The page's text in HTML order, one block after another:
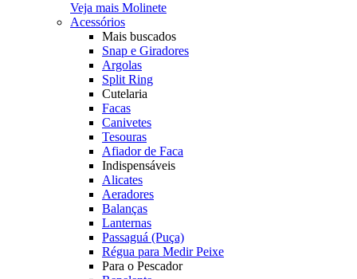
Veja mais Molinete
Acessórios
Mais buscados
Snap e Giradores
Argolas
Split Ring
Cutelaria
Facas
Canivetes
Tesouras
Afiador de Faca
Indispensáveis
Alicates
Aeradores
Balanças
Lanternas
Passaguá (Puça)
Régua para Medir Peixe
Para o Pescador